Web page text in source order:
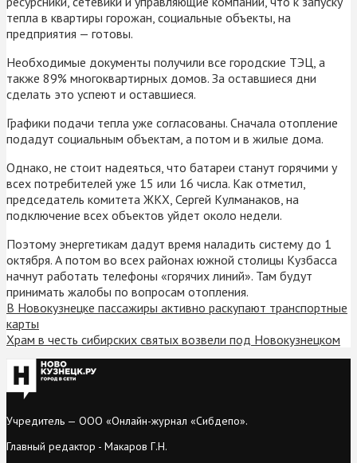
тепла в квартиры горожан, социальные объекты, на
предприятия — готовы.
Необходимые документы получили все городские ТЭЦ, а
также 89% многоквартирных домов. За оставшиеся дни
сделать это успеют и оставшиеся.
Графики подачи тепла уже согласованы. Сначала отопление
подадут социальным объектам, а потом и в жилые дома.
Однако, не стоит надеяться, что батареи станут горячими у
всех потребителей уже 15 или 16 числа. Как отметил,
председатель комитета ЖКХ, Сергей Кулманаков, на
подключение всех объектов уйдет около недели.
Поэтому энергетикам дадут время наладить систему до 1
октября. А потом во всех районах южной столицы Кузбасса
начнут работать телефоны «горячих линий». Там будут
принимать жалобы по вопросам отопления.
В Новокузнецке пассажиры активно раскупают транспортные
карты
Храм в честь сибирских святых возвели под Новокузнецком
Учредитель — ООО «Онлайн-журнал «Сибдепо».
Главный редактор - Макаров Г.Н.